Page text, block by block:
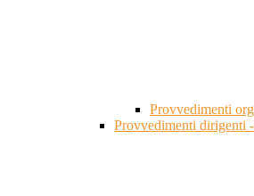
Provvedimenti
Provvedimenti dirigenti